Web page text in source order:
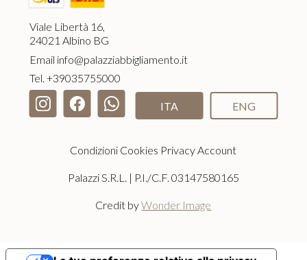
Viale Libertà 16,
24021 Albino BG
Email info@palazziabbigliamento.it
Tel. +39035755000
ITA ENG
Condizioni Cookies PrivacyAccount
Palazzi S.R.L. | P.I./C.F. 03147580165
Credit byWonder Image